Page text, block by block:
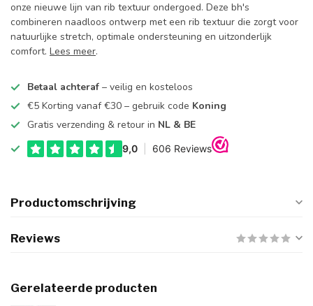
onze nieuwe lijn van rib textuur ondergoed. Deze bh's
combineren naadloos ontwerp met een rib textuur die zorgt voor
natuurlijke stretch, optimale ondersteuning en uitzonderlijk
comfort. Lees meer.
Betaal achteraf – veilig en kosteloos
€5 Korting vanaf €30 – gebruik code Koning
Gratis verzending & retour in NL & BE
Productomschrijving
Reviews
Gerelateerde producten